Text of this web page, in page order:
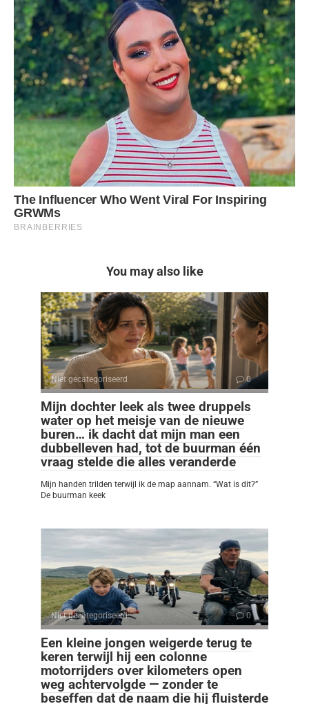
You may also like
Niet gecategoriseerd 0
Mijn dochter leek als twee druppels
water op het meisje van de nieuwe
buren… ik dacht dat mijn man een
dubbelleven had, tot de buurman één
vraag stelde die alles veranderde
Mijn handen trilden terwijl ik de map aannam. “Wat is dit?”
De buurman keek
Niet gecategoriseerd 0
Een kleine jongen weigerde terug te
keren terwijl hij een colonne
motorrijders over kilometers open
weg achtervolgde — zonder te
beseffen dat de naam die hij fluisterde